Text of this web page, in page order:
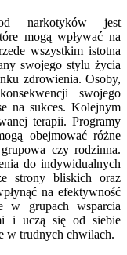
narkotyków jest
mogą wpływać na
wszystkim istotna
swojego stylu życia
zdrowienia. Osoby,
swojego
na sukces. Kolejnym
terapii. Programy
obejmować różne
czy rodzinna.
do indywidualnych
strony bliskich oraz
na efektywność
w grupach wsparcia
i uczą się od siebie
w trudnych chwilach.